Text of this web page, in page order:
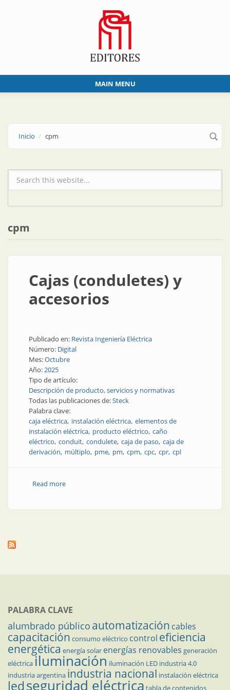
MAIN MENU
Inicio cpm
Formulario de búsqueda
cpm
Cajas (conduletes) y
accesorios
Publicado en: Revista Ingeniería Eléctrica
Número: Digital
Mes:Octubre
Año:2025
Tipo de artículo:
Descripción de producto, servicios y normativas
Todas las publicaciones de:Steck
Palabra clave:
caja eléctrica instalación eléctrica elementos de
instalación eléctrica producto eléctrico caño
eléctrico conduit condulete caja de paso caja de
derivación múltiplo pme pm cpm cpc cpr cpl
Read moreabout Cajas (conduletes) y accesorios
PALABRA CLAVE
alumbrado público automatización cables
capacitación consumo eléctrico control eficiencia
energética energía solar energías renovables generación
eléctricailuminación iluminación LED industria 4.0
industria argentina industria nacional instalación eléctrica
ledseguridad eléctrica tabla de contenidos